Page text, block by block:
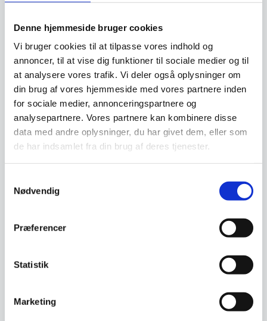
Denne hjemmeside bruger cookies
Vi bruger cookies til at tilpasse vores indhold og
annoncer, til at vise dig funktioner til sociale medier og til
at analysere vores trafik. Vi deler også oplysninger om
din brug af vores hjemmeside med vores partnere inden
for sociale medier, annonceringspartnere og
analysepartnere. Vores partnere kan kombinere disse
data med andre oplysninger, du har givet dem, eller som
de har indsamlet fra din brug af deres tjenester.
Nødvendig
Præferencer
Statistik
Marketing
Vi prismatcher - Klik her
Relaterede varer